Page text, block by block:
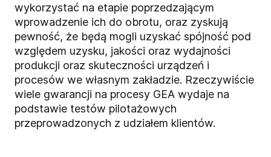
wykorzystać na etapie poprzedzającym
wprowadzenie ich do obrotu, oraz zyskują
pewność, że będą mogli uzyskać spójność pod
względem uzysku, jakości oraz wydajności
produkcji oraz skuteczności urządzeń i
procesów we własnym zakładzie. Rzeczywiście
wiele gwarancji na procesy GEA wydaje na
podstawie testów pilotażowych
przeprowadzonych z udziałem klientów.